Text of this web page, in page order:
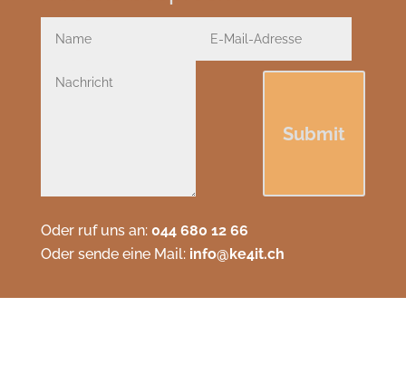
Submit
Oder ruf uns an: 044 680 12 66
Oder sende eine Mail: info@ke4it.ch